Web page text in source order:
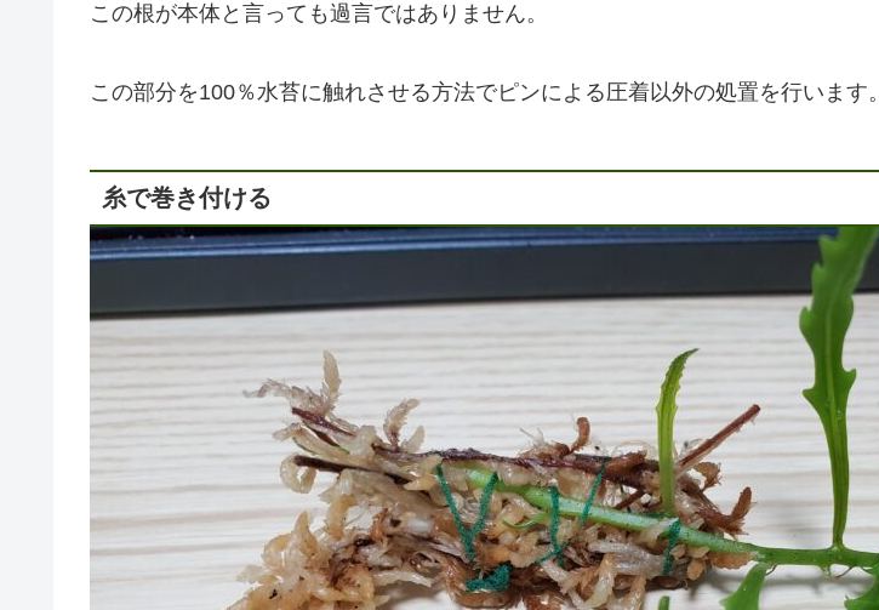
この根が本体と言っても過言ではありません。
この部分を100％水苔に触れさせる方法でピンによる圧着以外の処置を行います。
糸で巻き付ける